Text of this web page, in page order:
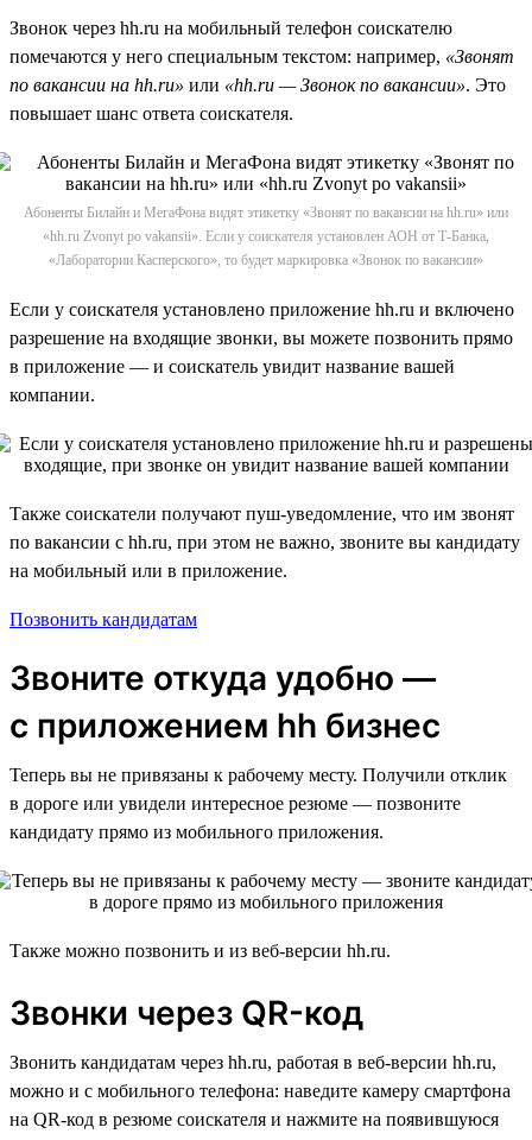
Звонок через hh.ru на мобильный телефон соискателю
помечаются у него специальным текстом: например, «Звонят
по вакансии на hh.ru» или «hh.ru — Звонок по вакансии». Это
повышает шанс ответа соискателя.
Абоненты Билайн и МегаФона видят этикетку «Звонят по вакансии на hh.ru» или
«hh.ru Zvonyt po vakansii». Если у соискателя установлен АОН от Т-Банка,
«Лаборатории Касперского», то будет маркировка «Звонок по вакансии»
Если у соискателя установлено приложение hh.ru и включено
разрешение на входящие звонки, вы можете позвонить прямо
в приложение — и соискатель увидит название вашей
компании.
Также соискатели получают пуш-уведомление, что им звонят
по вакансии с hh.ru, при этом не важно, звоните вы кандидату
на мобильный или в приложение.
Позвонить кандидатам
Звоните откуда удобно —
с приложением hh бизнес
Теперь вы не привязаны к рабочему месту. Получили отклик
в дороге или увидели интересное резюме — позвоните
кандидату прямо из мобильного приложения.
Также можно позвонить и из веб-версии hh.ru.
Звонки через QR-код
Звонить кандидатам через hh.ru, работая в веб-версии hh.ru,
можно и с мобильного телефона: наведите камеру смартфона
на QR-код в резюме соискателя и нажмите на появившуюся